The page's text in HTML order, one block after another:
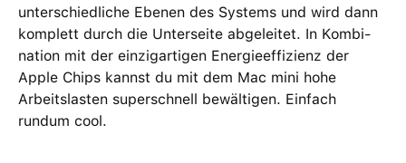
unter­schied­liche Ebenen des Systems und wird dann
komplett durch die Unterseite abgeleitet. In Kombi­
nation mit der einzig­artigen Energie­effizienz der
Apple Chips kannst du mit dem Mac mini hohe
Arbeits­lasten super­schnell bewältigen. Einfach
rundum cool.